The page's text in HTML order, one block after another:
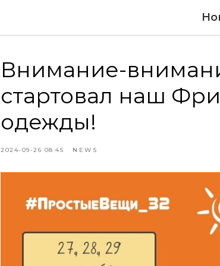
Внимание-
стартовал наш
одежды!
2024-09-26 08:45 NEWS